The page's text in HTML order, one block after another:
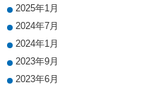
2025年1月
2024年7月
2024年1月
2023年9月
2023年6月